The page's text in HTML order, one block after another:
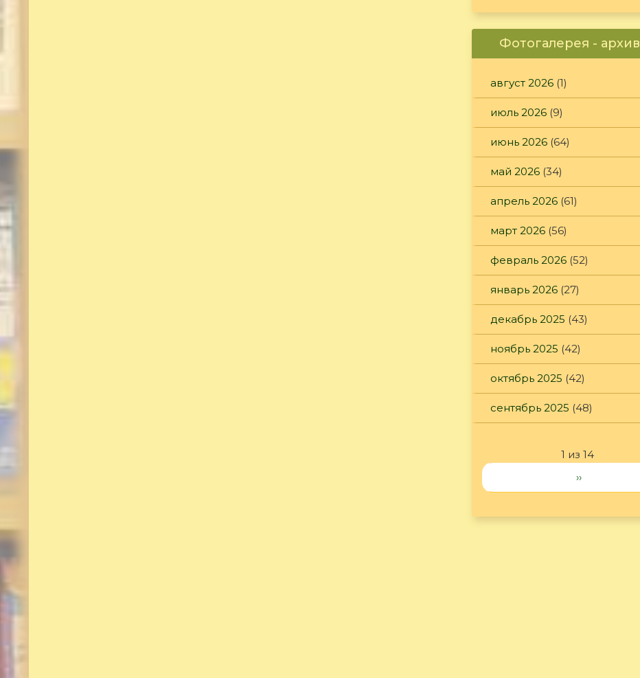
Фотогалерея - архив
август 2026 (1)
июль 2026 (9)
июнь 2026 (64)
май 2026 (34)
апрель 2026 (61)
март 2026 (56)
февраль 2026 (52)
январь 2026 (27)
декабрь 2025 (43)
ноябрь 2025 (42)
октябрь 2025 (42)
сентябрь 2025 (48)
1 из 14
››